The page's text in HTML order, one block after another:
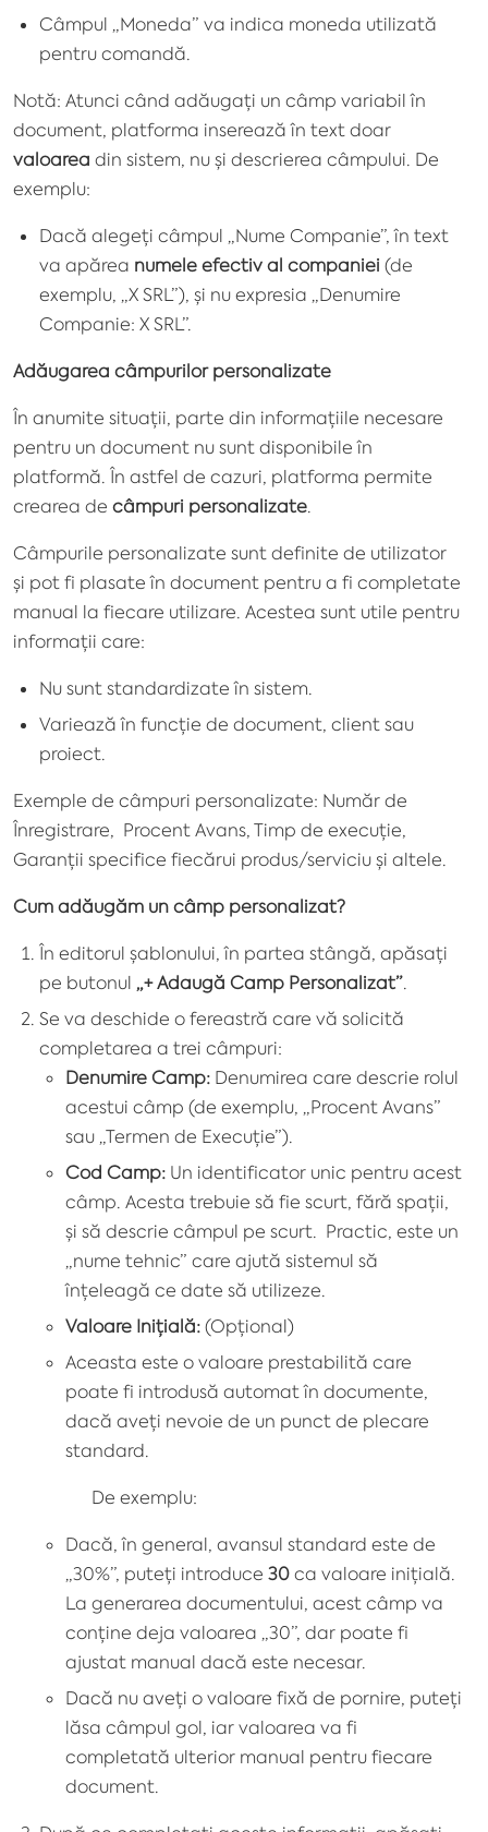
Câmpul „Moneda” va indica moneda utilizată
pentru comandă.
Notă: Atunci când adăugați un câmp variabil în
document, platforma inserează în text doar
valoarea din sistem, nu și descrierea câmpului. De
exemplu:
Dacă alegeți câmpul „Nume Companie”, în text
va apărea numele efectiv al companiei (de
exemplu, „X SRL”), și nu expresia „Denumire
Companie: X SRL”.
Adăugarea câmpurilor personalizate
În anumite situații, parte din informațiile necesare
pentru un document nu sunt disponibile în
platformă. În astfel de cazuri, platforma permite
crearea de câmpuri personalizate.
Câmpurile personalizate sunt definite de utilizator
și pot fi plasate în document pentru a fi completate
manual la fiecare utilizare. Acestea sunt utile pentru
informații care:
Nu sunt standardizate în sistem.
Variează în funcție de document, client sau
proiect.
Exemple de câmpuri personalizate: Număr de
Înregistrare, Procent Avans, Timp de execuție,
Garanții specifice fiecărui produs/serviciu și altele.
Cum adăugăm un câmp personalizat?
În editorul șablonului, în partea stângă, apăsați
pe butonul „+ Adaugă Camp Personalizat”.
Se va deschide o fereastră care vă solicită
completarea a trei câmpuri:
Denumire Camp: Denumirea care descrie rolul
acestui câmp (de exemplu, „Procent Avans”
sau „Termen de Execuție”).
Cod Camp: Un identificator unic pentru acest
câmp. Acesta trebuie să fie scurt, fără spații,
și să descrie câmpul pe scurt. Practic, este un
„nume tehnic” care ajută sistemul să
înțeleagă ce date să utilizeze.
Valoare Inițială: (Opțional)
Aceasta este o valoare prestabilită care
poate fi introdusă automat în documente,
dacă aveți nevoie de un punct de plecare
standard.
De exemplu:
Dacă, în general, avansul standard este de
„30%”, puteți introduce 30 ca valoare inițială.
La generarea documentului, acest câmp va
conține deja valoarea „30”, dar poate fi
ajustat manual dacă este necesar.
Dacă nu aveți o valoare fixă de pornire, puteți
lăsa câmpul gol, iar valoarea va fi
completată ulterior manual pentru fiecare
document.